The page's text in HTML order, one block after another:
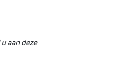
aan deze